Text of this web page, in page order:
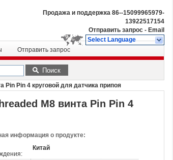
Продажа и поддержка 86--15099965979-
13922517154
Отправить запрос - Email
Select Language
Отправить запрос
Поиск
Pin Pin 4 круговой для датчика припоя
M8 винта Pin Pin 4
информация о продукте:
Китай